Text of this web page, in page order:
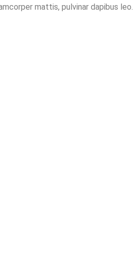
mattis, pulvinar dapibus leo.